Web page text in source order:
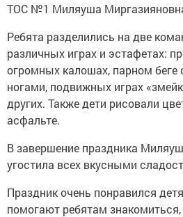
ТОС №1 Миляуша
Ребята разделились на две
различных играх и эстафетах:
огромных калошах, парном
ногами, подвижных играх
других. Также дети рисовали
асфальте.
В завершение праздника
угостила всех вкусными
Праздник очень понравился
помогают ребятам